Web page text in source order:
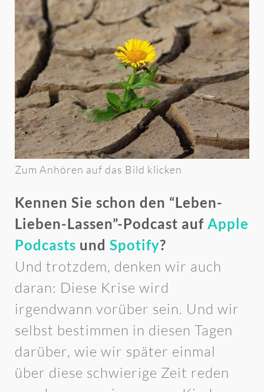
Zum Anhören auf das Bild klicken
Kennen Sie schon den “Leben-
Lieben-Lassen”-Podcast auf Apple
Podcasts und Spotify?
Und trotzdem, denken wir auch
daran: Diese Krise wird
irgendwann vorüber sein. Und wir
selbst bestimmen in diesen Tagen
darüber, wie wir später einmal
über diese schwierige Zeit reden